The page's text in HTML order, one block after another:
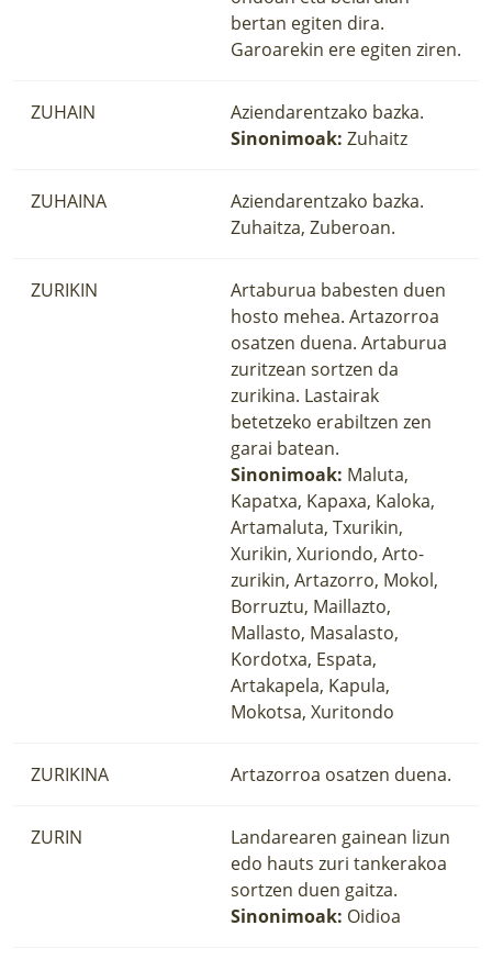
bertan egiten dira.
Garoarekin ere egiten ziren.
ZUHAIN
Aziendarentzako bazka.
Sinonimoak: Zuhaitz
ZUHAINA
Aziendarentzako bazka.
Zuhaitza, Zuberoan.
ZURIKIN
Artaburua babesten duen
hosto mehea. Artazorroa
osatzen duena. Artaburua
zuritzean sortzen da
zurikina. Lastairak
betetzeko erabiltzen zen
garai batean.
Sinonimoak: Maluta,
Kapatxa, Kapaxa, Kaloka,
Artamaluta, Txurikin,
Xurikin, Xuriondo, Arto-
zurikin, Artazorro, Mokol,
Borruztu, Maillazto,
Mallasto, Masalasto,
Kordotxa, Espata,
Artakapela, Kapula,
Mokotsa, Xuritondo
ZURIKINA Artazorroa osatzen duena.
ZURIN
Landarearen gainean lizun
edo hauts zuri tankerakoa
sortzen duen gaitza.
Sinonimoak: Oidioa